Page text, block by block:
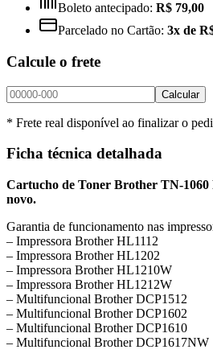
Boleto antecipado: R$ 79,00
Parcelado no Cartão: 3x de
Calcule o frete
Calcular
* Frete real disponível ao finalizar o
Ficha técnica detalhada
Cartucho de Toner Brother TN-1060
novo.
Garantia de funcionamento nas
– Impressora Brother HL1112
– Impressora Brother HL1202
– Impressora Brother HL1210W
– Impressora Brother HL1212W
– Multifuncional Brother DCP1512
– Multifuncional Brother DCP1602
– Multifuncional Brother DCP1610
– Multifuncional Brother DCP1617NW